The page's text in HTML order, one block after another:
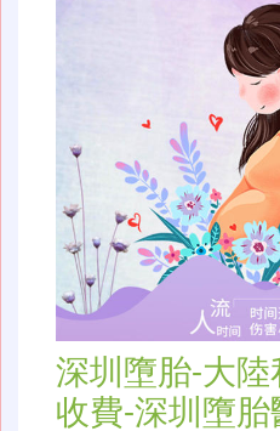
深圳墮胎-大
收費-深圳墮